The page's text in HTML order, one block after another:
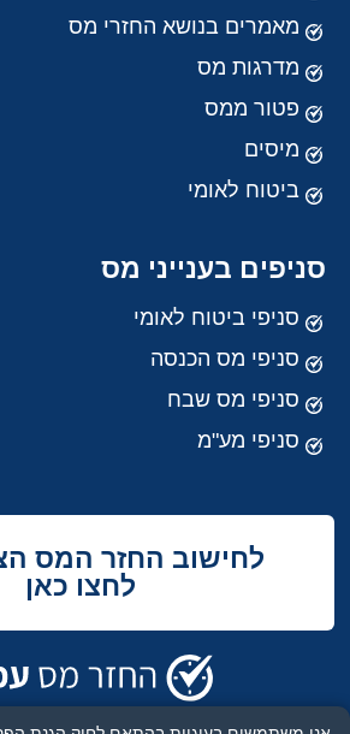
מאמרים בנושא החזרי מס
מדרגות מס
פטור ממס
מיסים
ביטוח לאומי
סניפים בענייני מס
סניפי ביטוח לאומי
סניפי מס הכנסה
סניפי מס שבח
סניפי מע"מ
לחישוב החזר המס
לחצו כאן